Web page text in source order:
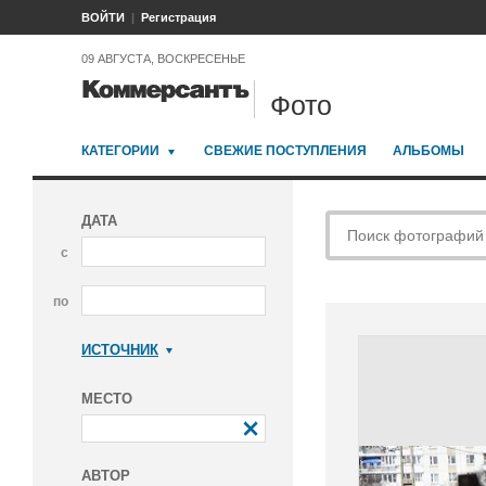
ВОЙТИ Регистрация
09 АВГУСТА, ВОСКРЕСЕНЬЕ
Фото
КАТЕГОРИИ СВЕЖИЕ ПОСТУПЛЕНИЯ АЛЬБОМЫ
ДАТА
с
по
ИСТОЧНИК
МЕСТО
АВТОР